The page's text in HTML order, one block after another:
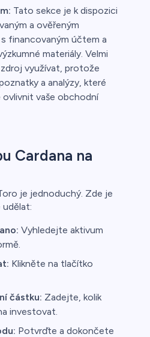
Tato sekce je k dispozici
a ověřeným
s financovaným účtem a
materiály. Velmi
využívat, protože
a analýzy, které
vaše obchodní
Cardana na
je jednoduchý. Zde je
Vyhledejte aktivum
Klikněte na tlačítko
částku: Zadejte, kolik
investovat.
Potvrďte a dokončete